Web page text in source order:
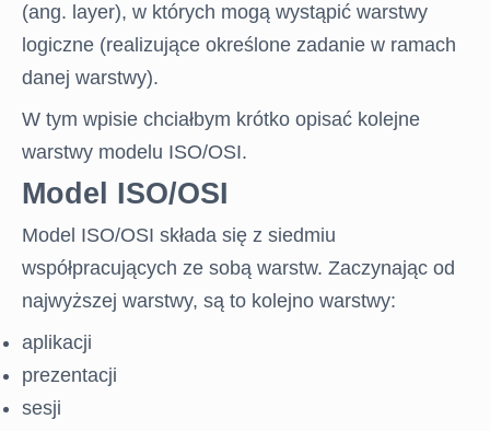
(ang. layer), w których mogą wystąpić warstwy
logiczne (realizujące określone zadanie w ramach
danej warstwy).
W tym wpisie chciałbym krótko opisać kolejne
warstwy modelu ISO/OSI.
Model ISO/OSI
Model ISO/OSI składa się z siedmiu
współpracujących ze sobą warstw. Zaczynając od
najwyższej warstwy, są to kolejno warstwy:
aplikacji
prezentacji
sesji